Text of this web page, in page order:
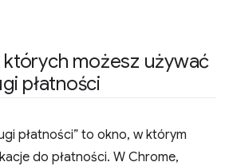
których możesz używać
płatności
płatności” to okno, w którym
do płatności. W Chrome,